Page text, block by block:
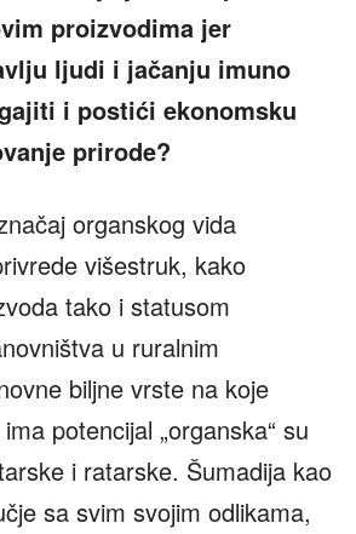
proizvodima jer
ljudi i jačanju imuno
i postići ekonomsku
prirode?
organskog vida
višestruk, kako
tako i statusom
u ruralnim
biljne vrste na koje
potencijal „organska“ su
i ratarske. Šumadija kao
sa svim svojim odlikama,